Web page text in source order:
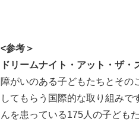
<参考＞
ドリームナイト・アット・ザ・
障がいのある子どもたちとその
してもらう国際的な取り組み
んを患っている175人の子ども